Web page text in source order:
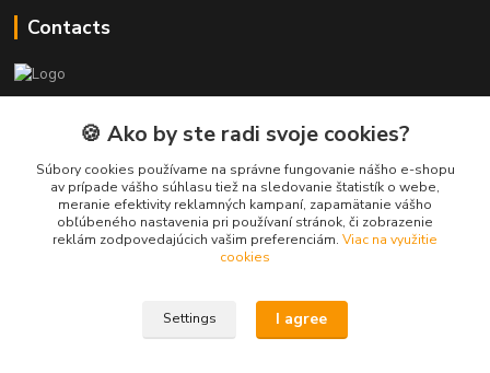
Contacts
+421 915 709 534
(Mo-Fri, 9-17 hod.) or Whatsap 24/7
skifi.space@gmail.com
🍪 Ako by ste radi svoje cookies?
Súbory cookies používame na správne fungovanie nášho e-shopu
av prípade vášho súhlasu tiež na sledovanie štatistík o webe,
meranie efektivity reklamných kampaní, zapamätanie vášho
obľúbeného nastavenia pri používaní stránok, či zobrazenie
reklám zodpovedajúcich vašim preferenciám. Viac na využitie
cookies
Settings I agree